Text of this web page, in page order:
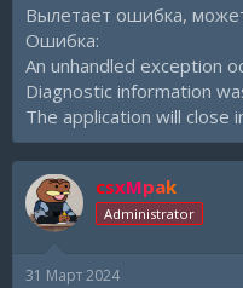
а
Вылетает ошибка,
Ошибка:
An unhandled exception
Diagnostic information
The application will close
csxMpak
Administrator
31 Март 2024